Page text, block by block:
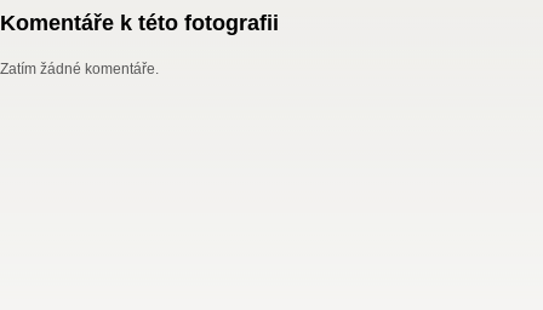
Komentáře k této fotografii
Zatím žádné komentáře.